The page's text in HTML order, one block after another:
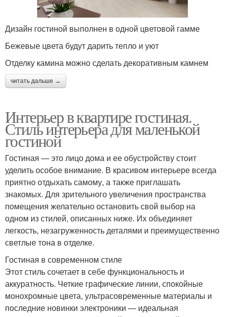
Дизайн гостиной выполнен в одной цветовой гамме
Бежевые цвета будут дарить тепло и уют
Отделку камина можно сделать декоративным камнем
читать дальше →
Интерьер в квартире гостиная.
Стиль интерьера для маленькой
гостиной
Гостиная — это лицо дома и ее обустройству стоит
уделить особое внимание. В красивом интерьере всегда
приятно отдыхать самому, а также приглашать
знакомых. Для зрительного увеличения пространства
помещения желательно остановить свой выбор на
одном из стилей, описанных ниже. Их объединяет
легкость, незагруженность деталями и преимущественно
светлые тона в отделке.
Гостиная в современном стиле
Этот стиль сочетает в себе функциональность и
аккуратность. Четкие графические линии, спокойные
монохромные цвета, ультрасовременные материалы и
последние новинки электроники — идеальная